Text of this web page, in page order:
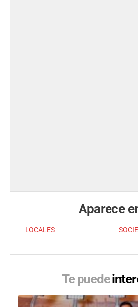
Aparece
LOCALES
Te puede